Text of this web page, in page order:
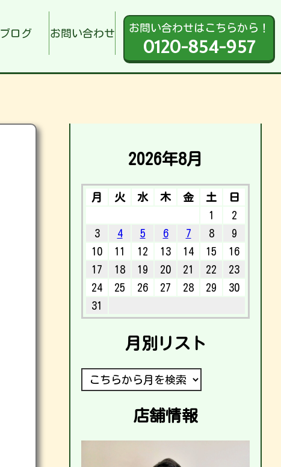
ブログ お問い合わせ お問い合わせはこちらから！
0120-854-957
2026年8月
月 火 水 木 金 土
日
1
2
3
4 5 6 7 8
9
10
11 12 13 14 15
16
17
18 19 20 21 22
23
24
25 26 27 28 29
30
31
月別リスト
店舗情報